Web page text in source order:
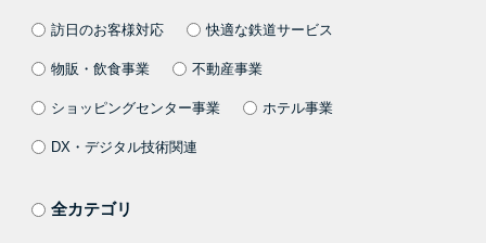
訪日のお客様対応 快適な鉄道サービス
物販・飲食事業 不動産事業
ショッピングセンター事業 ホテル事業
DX・デジタル技術関連
全カテゴリ